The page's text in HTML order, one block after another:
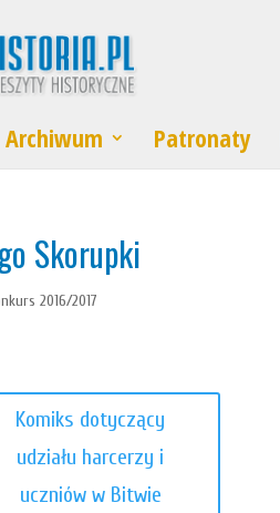
Archiwum Patronaty
Skorupki
2016/2017
Komiks dotyczący
udziału harcerzy i
uczniów w Bitwie